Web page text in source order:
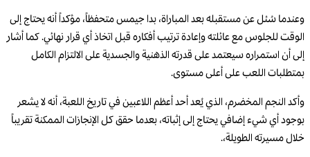
وعندما سُئل عن مستقبله بعد المباراة، بدا جيمس متحفظاً، مؤكداً أنه يحتاج إلى
الوقت للجلوس مع عائلته وإعادة ترتيب أفكاره قبل اتخاذ أي قرار نهائي. كما أشار
إلى أن استمراره سيعتمد على قدرته الذهنية والجسدية على الالتزام الكامل
بمتطلبات اللعب على أعلى مستوى.
وأكد النجم المخضرم، الذي يُعد أحد أعظم اللاعبين في تاريخ اللعبة، أنه لا يشعر
بوجود أي شيء إضافي يحتاج إلى إثباته، بعدما حقق كل الإنجازات الممكنة تقريباً
خلال مسيرته الطويلة،.